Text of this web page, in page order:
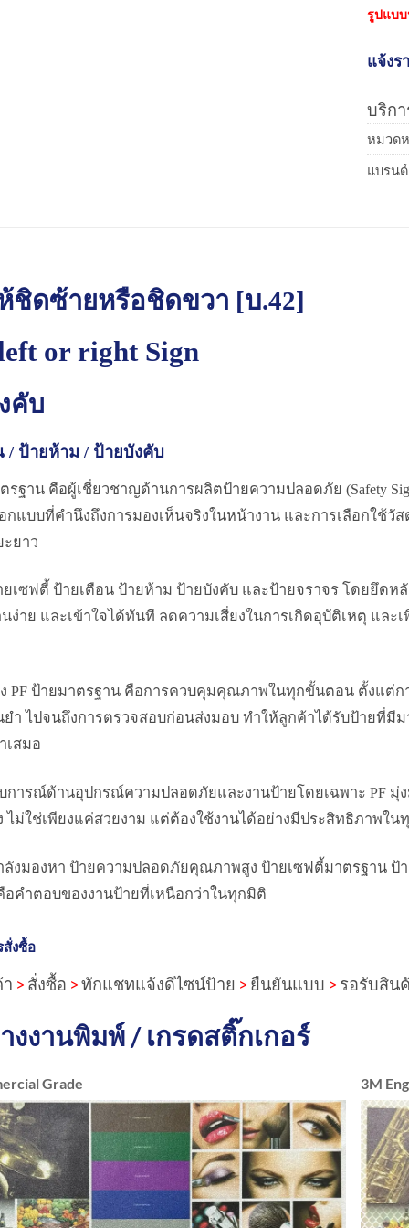
รูปแบบ
แจ้งร
บริก
หมวด
แบรน
ชิดซ้ายหรือชิดขวา [บ.42]
or right Sign
คับ
/ ป้ายห้าม / ป้ายบังคับ
รฐาน คือผู้เชี่ยวชาญด้านการผลิตป้ายความปลอดภัย (Safety
กแบบที่คำนึงถึงการมองเห็นจริงในหน้างาน และการเลือกใ
ะยาว
ยเซฟตี้ ป้ายเตือน ป้ายห้าม ป้ายบังคับ และป้ายจราจร โดยยึด
ง่าย และเข้าใจได้ทันที ลดความเสี่ยงในการเกิดอุบัติเหตุ แล
PF ป้ายมาตรฐาน คือการควบคุมคุณภาพในทุกขั้นตอน ตั้งแต่
ำ ไปจนถึงการตรวจสอบก่อนส่งมอบ ทำให้ลูกค้าได้รับป้ายที่
เสมอ
การณ์ด้านอุปกรณ์ความปลอดภัยและงานป้ายโดยเฉพาะ PF
ไม่ใช่เพียงแค่สวยงาม แต่ต้องใช้งานได้อย่างมีประสิทธิภาพใ
งมองหา ป้ายความปลอดภัยคุณภาพสูง ป้ายเซฟตี้มาตรฐาน ป้
อคำตอบของงานป้ายที่เหนือกว่าในทุกมิติ
งซื้อ
> สั่งซื้อ >ทักแชทแจ้งดีไซน์ป้าย > ยืนยันแบบ > รอรับสิน
งงานพิมพ์ / เกรดสติ๊กเกอร์
Grade 3M